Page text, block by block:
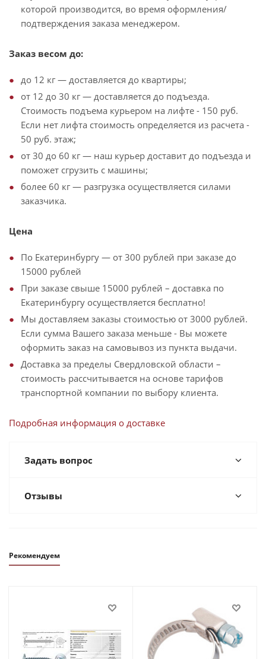
которой производится, во время оформления/
подтверждения заказа менеджером.
Заказ весом до:
до 12 кг — доставляется до квартиры;
от 12 до 30 кг — доставляется до подъезда.
Стоимость подъема курьером на лифте - 150 руб.
Если нет лифта стоимость определяется из расчета -
50 руб. этаж;
от 30 до 60 кг — наш курьер доставит до подъезда и
поможет сгрузить с машины;
более 60 кг — разгрузка осуществляется силами
заказчика.
Цена
По Екатеринбургу — от 300 рублей при заказе до
15000 рублей
При заказе свыше 15000 рублей – доставка по
Екатеринбургу осуществляется бесплатно!
Мы доставляем заказы стоимостью от 3000 рублей.
Если сумма Вашего заказа меньше - Вы можете
оформить заказ на самовывоз из пункта выдачи.
Доставка за пределы Свердловской области –
стоимость рассчитывается на основе тарифов
транспортной компании по выбору клиента.
Подробная информация о доставке
Задать вопрос
Отзывы
Рекомендуем